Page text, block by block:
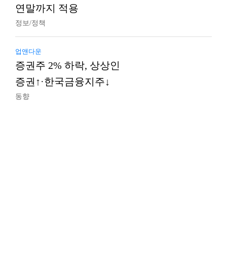
연말까지 적용
정보/정책
업앤다운
증권주 2% 하락, 상상인
증권↑·한국금융지주↓
동향